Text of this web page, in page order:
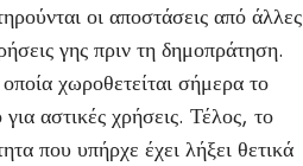
οι αποστάσεις από άλλες
γης πριν τη δημοπράτηση.
χωροθετείται σήμερα το
αστικές χρήσεις. Τέλος, το
που υπήρχε έχει λήξει θετικά